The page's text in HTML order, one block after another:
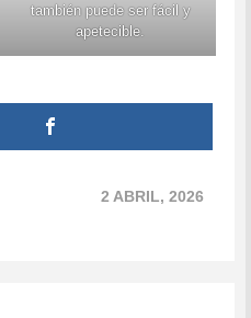
también puede ser fácil y
apetecible.
2 ABRIL, 2026